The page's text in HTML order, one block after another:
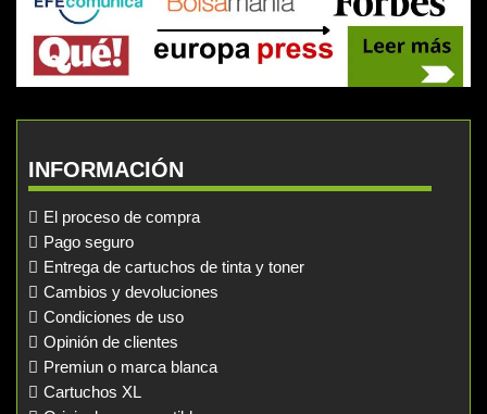
INFORMACIÓN
El proceso de compra
Pago seguro
Entrega de cartuchos de tinta y toner
Cambios y devoluciones
Condiciones de uso
Opinión de clientes
Premiun o marca blanca
Cartuchos XL